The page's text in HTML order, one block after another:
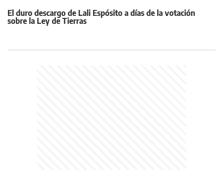
El duro descargo de Lali Espósito a días de la votación
sobre la Ley de Tierras